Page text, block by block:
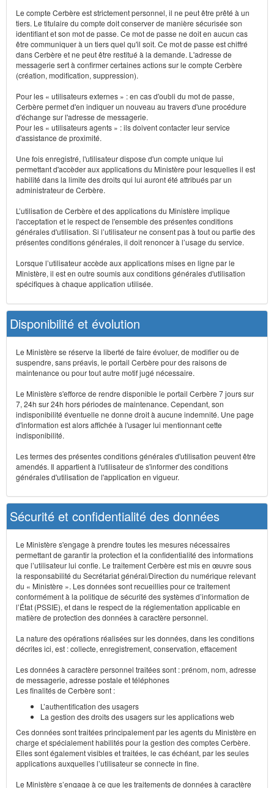
Le compte Cerbère est strictement personnel, il ne peut être prêté à un
tiers. Le titulaire du compte doit conserver de manière sécurisée son
identifiant et son mot de passe. Ce mot de passe ne doit en aucun cas
être communiquer à un tiers quel qu'il soit. Ce mot de passe est chiffré
dans Cerbère et ne peut être restitué à la demande. L'adresse de
messagerie sert à confirmer certaines actions sur le compte Cerbère
(création, modification, suppression).
Pour les « utilisateurs externes » : en cas d'oubli du mot de passe,
Cerbère permet d'en indiquer un nouveau au travers d'une procédure
d'échange sur l'adresse de messagerie.
Pour les « utilisateurs agents » : ils doivent contacter leur service
d'assistance de proximité.
Une fois enregistré, l'utilisateur dispose d'un compte unique lui
permettant d'accèder aux applications du Ministère pour lesquelles il est
habilité dans la limite des droits qui lui auront été attribués par un
administrateur de Cerbère.
L’utilisation de Cerbère et des applications du Ministère implique
l'acceptation et le respect de l'ensemble des présentes conditions
générales d'utilisation. Si l’utilisateur ne consent pas à tout ou partie des
présentes conditions générales, il doit renoncer à l’usage du service.
Lorsque l’utilisateur accède aux applications mises en ligne par le
Ministère, il est en outre soumis aux conditions générales d'utilisation
spécifiques à chaque application utilisée.
Disponibilité et évolution
Le Ministère se réserve la liberté de faire évoluer, de modifier ou de
suspendre, sans préavis, le portail Cerbère pour des raisons de
maintenance ou pour tout autre motif jugé nécessaire.
Le Ministère s'efforce de rendre disponible le portail Cerbère 7 jours sur
7, 24h sur 24h hors périodes de maintenance. Cependant, son
indisponibilité éventuelle ne donne droit à aucune indemnité. Une page
d'information est alors affichée à l'usager lui mentionnant cette
indisponibilité.
Les termes des présentes conditions générales d'utilisation peuvent être
amendés. Il appartient à l'utilisateur de s'informer des conditions
générales d'utilisation de l'application en vigueur.
Sécurité et confidentialité des données
Le Ministère s'engage à prendre toutes les mesures nécessaires
permettant de garantir la protection et la confidentialité des informations
que l’utilisateur lui confie. Le traitement Cerbère est mis en œuvre sous
la responsabilité du Secrétariat général/Direction du numérique relevant
du « Ministère ». Les données sont recueillies pour ce traitement
conformément à la politique de sécurité des systèmes d’information de
l’État (PSSIE), et dans le respect de la réglementation applicable en
matière de protection des données à caractère personnel.
La nature des opérations réalisées sur les données, dans les conditions
décrites ici, est : collecte, enregistrement, conservation, effacement
Les données à caractère personnel traitées sont : prénom, nom, adresse
de messagerie, adresse postale et téléphones
Les finalités de Cerbère sont :
L’authentification des usagers
La gestion des droits des usagers sur les applications web
Ces données sont traitées principalement par les agents du Ministère en
charge et spécialement habilités pour la gestion des comptes Cerbère.
Elles sont également visibles et traitées, le cas échéant, par les seules
applications auxquelles l’utilisateur se connecte in fine.
Le Ministère s’engage à ce que les traitements de données à caractère